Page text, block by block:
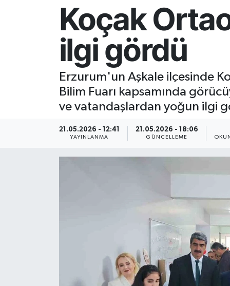
Koçak
ilgi gördü
Erzurum'un Aşkale ilçesinde
Bilim Fuarı kapsamında
ve vatandaşlardan yoğun ilgi
21.05.2026 - 12:41
YAYINLANMA
21.05.2026 - 18:06
GÜNCELLEME
Resmi İlan